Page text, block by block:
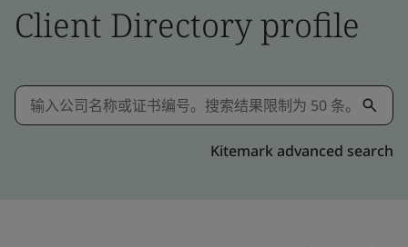
Client Directory profile
Kitemark advanced search